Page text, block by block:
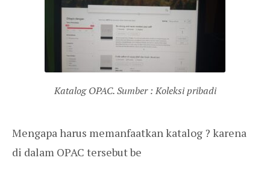
Katalog OPAC. Sumber : Koleksi pribadi
Mengapa harus memanfaatkan katalog ? karena
di dalam OPAC tersebut be